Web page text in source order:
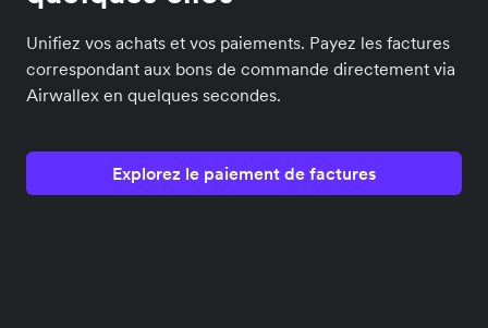
Unifiez vos achats et vos paiements. Payez les factures
correspondant aux bons de commande directement via
Airwallex en quelques secondes.
Explorez le paiement de factures